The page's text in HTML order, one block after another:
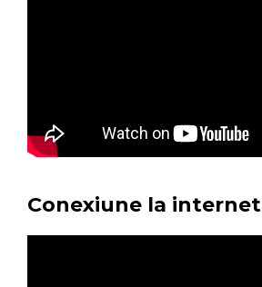
Conexiune la internet